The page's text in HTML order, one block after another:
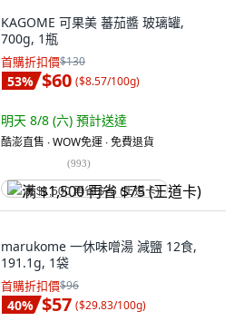
KAGOME 可果美 蕃茄醬 玻璃罐,
700g, 1瓶
首購折扣價$130
53% $60 ($8.57/100g)
明天 8/8 (六) 預計送達
酷澎直售 ∙ WOW免運 ∙ 免費退貨
(993)
满 $1,500 再省 $75 (王道卡)
marukome 一休味噌湯 減鹽 12食,
191.1g, 1袋
首購折扣價$96
40% $57 ($29.83/100g)